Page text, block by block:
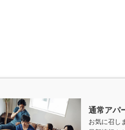
通常アパ
お気に召し